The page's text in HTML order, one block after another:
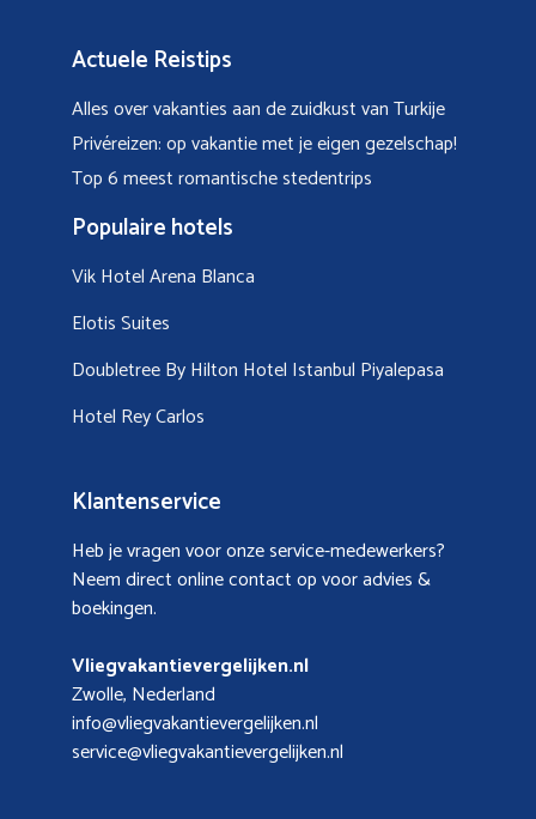
Actuele Reistips
Alles over vakanties aan de zuidkust van Turkije
Privéreizen: op vakantie met je eigen gezelschap!
Top 6 meest romantische stedentrips
Populaire hotels
Vik Hotel Arena Blanca
Elotis Suites
Doubletree By Hilton Hotel Istanbul Piyalepasa
Hotel Rey Carlos
Klantenservice
Heb je vragen voor onze service-medewerkers?
Neem direct online contact op voor advies &
boekingen.
Vliegvakantievergelijken.nl
Zwolle, Nederland
info@vliegvakantievergelijken.nl
service@vliegvakantievergelijken.nl